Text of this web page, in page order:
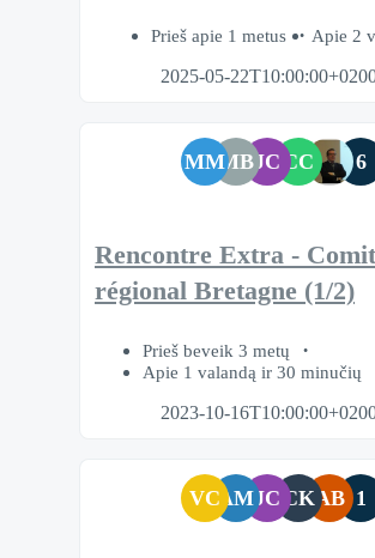
Prieš apie 1 metus
Apie 2
2025-05-
MMMBJC CC 6
Rencontre Extra -
régional Bretagne (1/2)
Prieš beveik 3 metų
Apie 1 valandą ir 30 minučių
2023-10-
VCAM JC CKAB 1